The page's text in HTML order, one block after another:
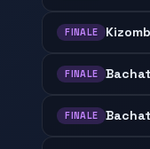
FINALE
FINALE
FINALE